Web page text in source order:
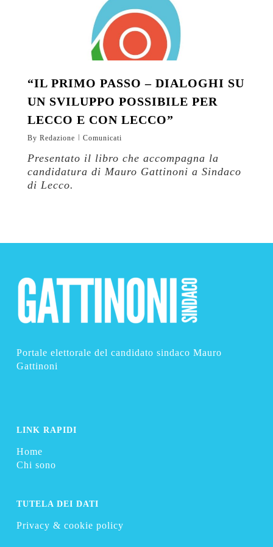
“IL PRIMO PASSO – DIALOGHI SU
UN SVILUPPO POSSIBILE PER
LECCO E CON LECCO”
By Redazione Comunicati
Presentato il libro che accompagna la
candidatura di Mauro Gattinoni a Sindaco
di Lecco.
Portale elettorale del candidato sindaco Mauro
Gattinoni
LINK RAPIDI
Home
Chi sono
TUTELA DEI DATI
Privacy & cookie policy